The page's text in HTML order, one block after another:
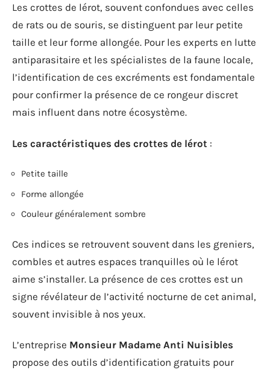
Les crottes de lérot, souvent confondues avec celles
de rats ou de souris, se distinguent par leur petite
taille et leur forme allongée. Pour les experts en lutte
antiparasitaire et les spécialistes de la faune locale,
l’identification de ces excréments est fondamentale
pour confirmer la présence de ce rongeur discret
mais influent dans notre écosystème.
Les caractéristiques des crottes de lérot :
Petite taille
Forme allongée
Couleur généralement sombre
Ces indices se retrouvent souvent dans les greniers,
combles et autres espaces tranquilles où le lérot
aime s’installer. La présence de ces crottes est un
signe révélateur de l’activité nocturne de cet animal,
souvent invisible à nos yeux.
L’entreprise Monsieur Madame Anti Nuisibles
propose des outils d’identification gratuits pour